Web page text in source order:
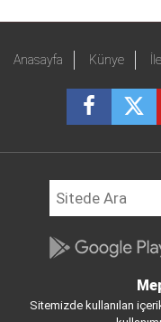
Anasayfa Künye
Sitemizde kullanılan